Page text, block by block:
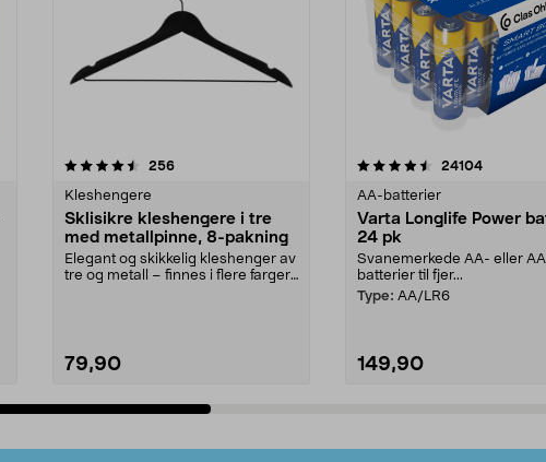
256anmeldelser
Kleshengere
Sklisikre kleshengere i tre
med metallpinne, 8-pakning
Elegant og skikkelig kleshenger av
tre og metall – finnes i flere farger.
79,90
4.5av 5 stjerner 24104
AA-batterier
Varta Longlife Power
24 pk
Svanemerkede AA- eller
batterier til fjer...
Type: AA/LR6
149,90
4.5av 5 stjerner